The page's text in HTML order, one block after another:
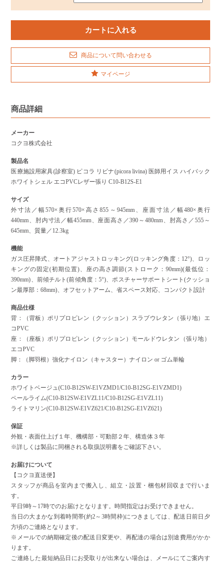
商品について問い合わせる
マイページ
商品詳細
メーカー
コクヨ株式会社
製品名
医療施設用家具(診察室) ピコラ リビナ(picora livina) 医師用イス ハイバック
ホワイトシェル エコPVCレザー張り C10-B12S-E1
サイズ
外寸法／幅570×奥行570×高さ855～945mm、座面寸法／幅480×奥行
440mm、肘内寸法／幅455mm、座面高さ／390～480mm、肘高さ／555～
645mm、質量／12.3kg
機能
ガス圧昇降式、オートアジャストロッキング(ロッキング角度：12°)、ロッ
キングの固定(初期位置)、座の高さ調節(ストローク：90mm)(最低位：
390mm)、前傾チルト(前傾角度：5°)、ポスチャーサポートシート(クッショ
ン最厚部：68mm)、オフセットアーム、省スペース対応、コンパクト設計
商品仕様
背：（背板）ポリプロピレン（クッション）スラブウレタン（張り地）エ
コPVC
座：（座板）ポリプロピレン（クッション）モールドウレタン（張り地）
エコPVC
脚：（脚羽根）強化ナイロン（キャスター）ナイロン or ゴム単輪
カラー
ホワイトベージュ(C10-B12SW-E1VZMD1/C10-B12SG-E1VZMD1)
ペールライム(C10-B12SW-E1VZL11/C10-B12SG-E1VZL11)
ライトマリン(C10-B12SW-E1VZ621/C10-B12SG-E1VZ621)
保証
外観・表面仕上げ１年、機構部・可動部２年、構造体３年
※詳しくは製品に同梱される取扱説明書をご確認下さい。
お届けについて
【コクヨ直送便】
スタッフが商品を室内まで搬入し、組立・設置・梱包材回収まで行いま
す。
平日9時～17時でのお届けとなります。時間指定はお受けできません。
当日の大まかな到着時間帯(約2～3時間枠)につきましては、配送日前日夕
方頃のご連絡となります。
※メールでの納期確定後の配送日変更や、再配達の場合は別途費用がかか
ります。
ご連絡した最短納品日にお受取りが出来ない場合は、メールにてご案内す